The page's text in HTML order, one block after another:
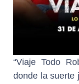
“Viaje Todo
donde la suerte